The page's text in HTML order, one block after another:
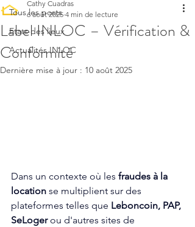
Tous les posts
Etats des lieux
Actualités INLOC
Label INLOC – Vérification &
Conformité
Cathy Cuadras
6 août 2025 4 min de lecture
Dernière mise à jour : 10 août 2025
Dans un contexte où les fraudes à la
location se multiplient sur des
plateformes telles que Leboncoin, PAP,
SeLoger ou d'autres sites de